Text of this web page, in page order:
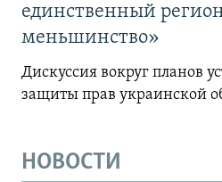
единственный
меньшинство»
Дискуссия вокруг планов
защиты прав украинской
НОВОСТИ